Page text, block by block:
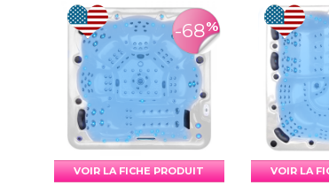
-68%
VOIR LA FICHE PRODUIT VOIR LA